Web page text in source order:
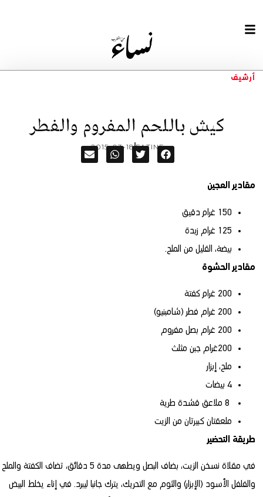
أرشيف
كيش باللحم المفروم والفطر
FATINE
2015-03-18
مقادير العجين
150 غرام دقيق
125 غرام زبدة
بيضة، القليل من الملح.
مقادير الحشوة
200 غرام كفتة
200 غرام فطر (شامبنيو)
200 غرام بصل مفروم
200غرام جبن مثلث
ملح، إبزار
4 بيضات
ملعقتان كبيرتان من الزيت
طريقة التحضير
في مقلاة نسخن الزيت، بضاف البصل ويطهى مدة 5 دقائق، تضاف الكفتة والملح
والفلفل الأسود (الإبزار) والثوم مع التحريك، يترك جانبا ليبرد. في إناء يخلط البيض